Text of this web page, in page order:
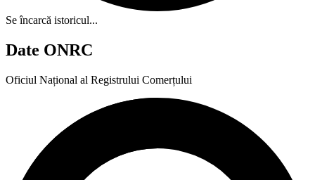
Se încarcă istoricul...
Date ONRC
Oficiul Național al Registrului Comerțului